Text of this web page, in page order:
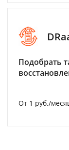
Подобрать
От 1 руб./